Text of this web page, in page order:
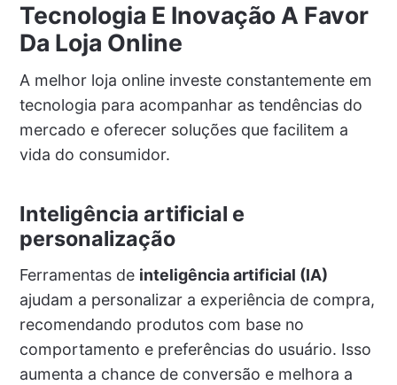
Tecnologia E Inovação A Favor
Da Loja Online
A melhor loja online investe constantemente em
tecnologia para acompanhar as tendências do
mercado e oferecer soluções que facilitem a
vida do consumidor.
Inteligência artificial e
personalização
Ferramentas de inteligência artificial (IA)
ajudam a personalizar a experiência de compra,
recomendando produtos com base no
comportamento e preferências do usuário. Isso
aumenta a chance de conversão e melhora a